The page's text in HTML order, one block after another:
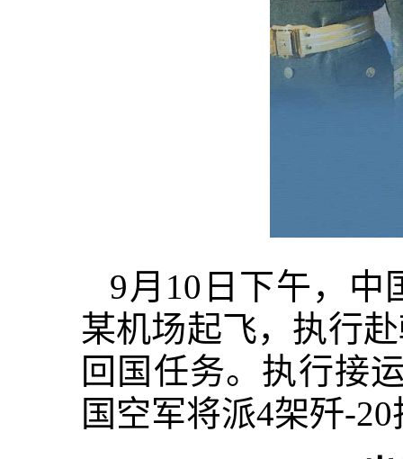
9月10日下午，中
某机场起飞，执行
回国任务。执行接
国空军将派4架歼-